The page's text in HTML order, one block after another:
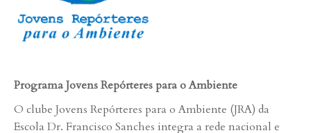
Programa Jovens Repórteres para o Ambiente
O clube Jovens Repórteres para o Ambiente (JRA) da
Escola Dr. Francisco Sanches integra a rede nacional e